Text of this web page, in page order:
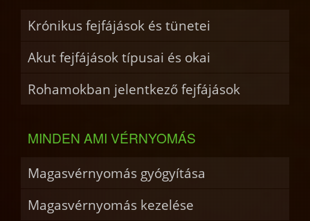
Krónikus fejfájások és tünetei
Akut fejfájások típusai és okai
Rohamokban jelentkező fejfájások
MINDEN AMI VÉRNYOMÁS
Magasvérnyomás gyógyítása
Magasvérnyomás kezelése